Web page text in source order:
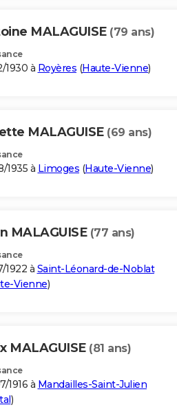
MALAGUISE (79 ans)
1930 à Royères (Haute-Vienne)
MALAGUISE (69 ans)
1935 à Limoges (Haute-Vienne)
MALAGUISE (77 ans)
1922 à Saint-Léonard-de-Noblat
Vienne)
MALAGUISE (81 ans)
1916 à Mandailles-Saint-Julien
)